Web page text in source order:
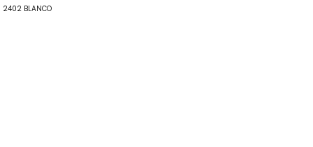
2402 BLANCO